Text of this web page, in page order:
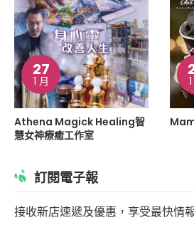
27
1 月
Athena Magick Healing智
慧女神療癒工作室
訂閱電子報
接收新店速遞及優惠，享受最快情